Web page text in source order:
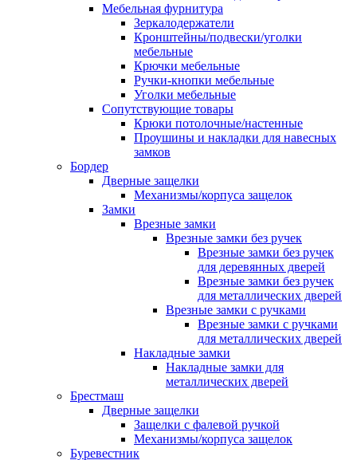
Мебельная фурнитура
Зеркалодержатели
Кронштейны/подвески/уголки
мебельные
Крючки мебельные
Ручки-кнопки мебельные
Уголки мебельные
Сопутствующие товары
Крюки потолочные/настенные
Проушины и накладки для навесных
замков
Бордер
Дверные защелки
Механизмы/корпуса защелок
Замки
Врезные замки
Врезные замки без ручек
Врезные замки без ручек
для деревянных дверей
Врезные замки без ручек
для металлических дверей
Врезные замки с ручками
Врезные замки с ручками
для металлических дверей
Накладные замки
Накладные замки для
металлических дверей
Брестмаш
Дверные защелки
Защелки с фалевой ручкой
Механизмы/корпуса защелок
Буревестник